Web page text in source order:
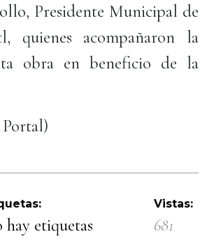
Presidente Municipal de
quienes acompañaron la
obra en beneficio de la
Portal)
hay etiquetas
Vistas:
681